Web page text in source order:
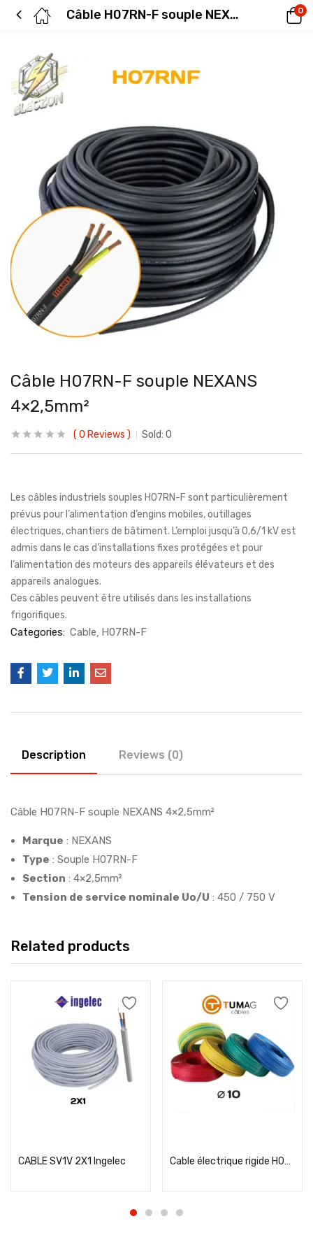
Câble H07RN-F souple NEXANS 4×2,5mm² 0
Câble H07RN-F souple NEXANS
4×2,5mm²
0 Reviews Sold: 0
Les câbles industriels souples H07RN-F sont particulièrement
prévus pour l’alimentation d’engins mobiles, outillages
électriques, chantiers de bâtiment. L’emploi jusqu’à 0,6/1 kV est
admis dans le cas d’installations fixes protégées et pour
l’alimentation des moteurs des appareils élévateurs et des
appareils analogues.
Ces câbles peuvent être utilisés dans les installations
frigorifiques.
Categories: Cable H07RN-F
Description Reviews (0)
Câble H07RN-F souple NEXANS 4×2,5mm²
Marque : NEXANS
Type : Souple H07RN-F
Section : 4×2,5mm²
Tension de service nominale Uo/U : 450 / 750 V
Related products
CABLE SV1V 2X1 Ingelec Cable électrique rigide H07VR 10² Tumag